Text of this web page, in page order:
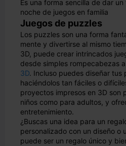
Es una forma sencilla de dar
noche de juegos en familia
Juegos de puzzles
Los puzzles son una forma
mente y divertirse al mismo
3D, puede crear intrincados
desde simples rompecabezas
3D. Incluso puedes diseñar tus
haciéndolos tan fáciles o
proyectos impresos en 3D son
niños como para adultos, y
entretenimiento.
¿Buscas una idea para un
personalizado con un diseño o
puede ser un regalo único y